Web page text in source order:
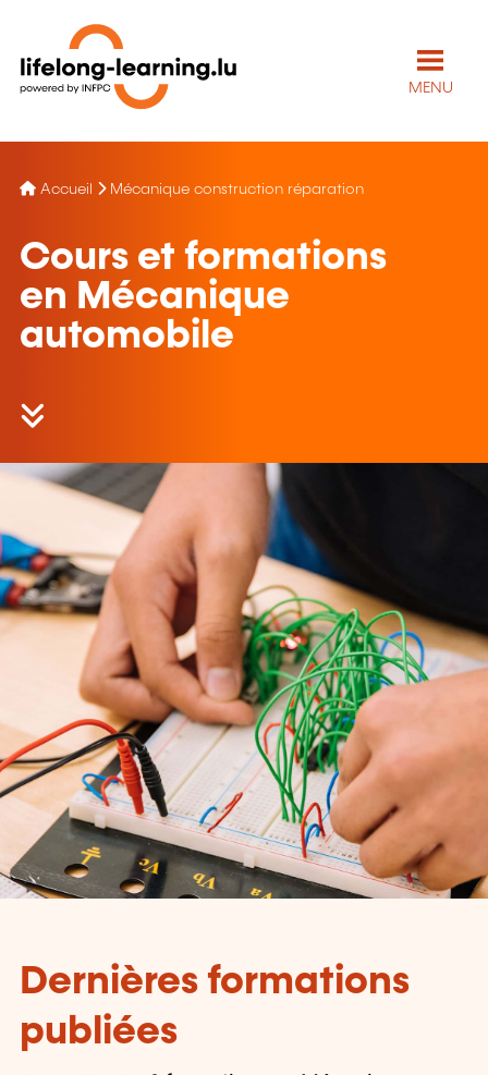
MENU
Accueil Mécanique construction réparation
Cours et formations
en Mécanique
automobile
Dernières formations
publiées